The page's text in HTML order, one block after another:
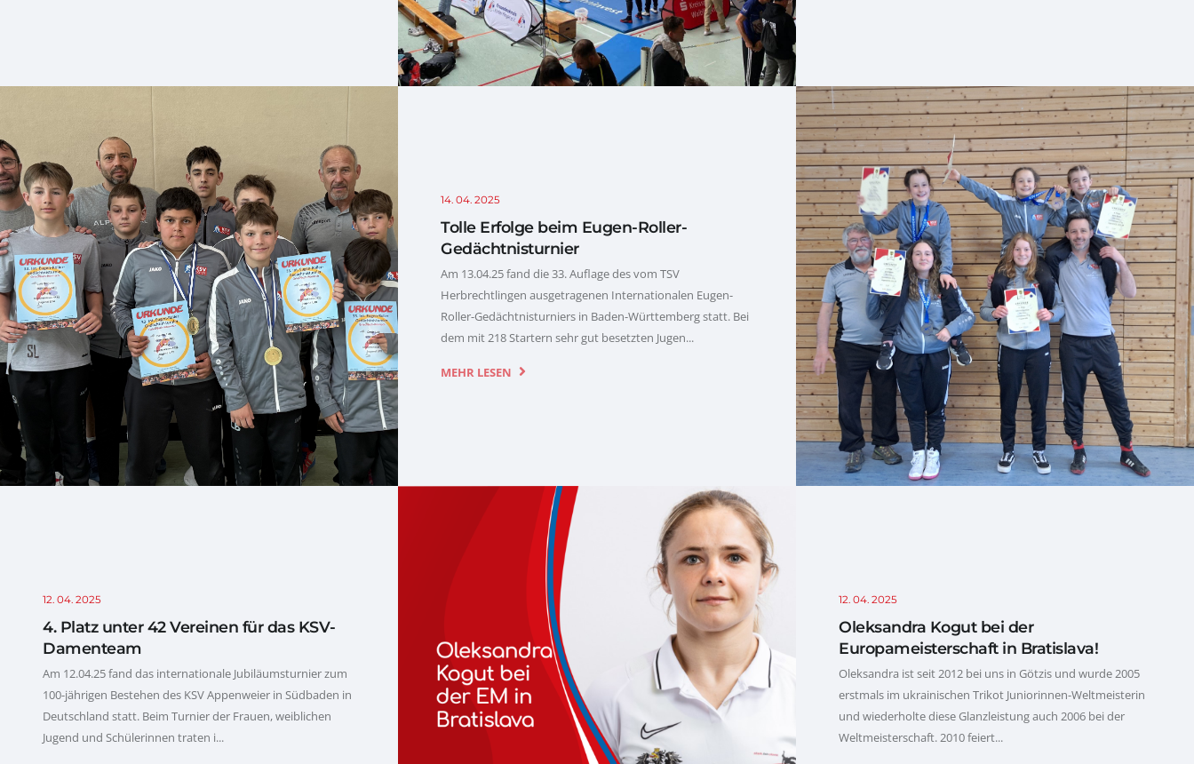
14. 04. 2025
Tolle Erfolge beim Eugen-Roller-
Gedächtnisturnier
Am 13.04.25 fand die 33. Auflage des vom TSV
Herbrechtlingen ausgetragenen Internationalen Eugen-
Roller-Gedächtnisturniers in Baden-Württemberg statt. Bei
dem mit 218 Startern sehr gut besetzten Jugen...
MEHR LESEN
12. 04. 2025
4. Platz unter 42 Vereinen für das KSV-
Damenteam
Am 12.04.25 fand das internationale Jubiläumsturnier zum
100-jährigen Bestehen des KSV Appenweier in Südbaden in
Deutschland statt. Beim Turnier der Frauen, weiblichen
Jugend und Schülerinnen traten i...
12. 04. 2025
Oleksandra Kogut bei der
Europameisterschaft in Bratislava!
Oleksandra ist seit 2012 bei uns in Götzis und wurde 2005
erstmals im ukrainischen Trikot Juniorinnen-Weltmeisterin
und wiederholte diese Glanzleistung auch 2006 bei der
Weltmeisterschaft. 2010 feiert...